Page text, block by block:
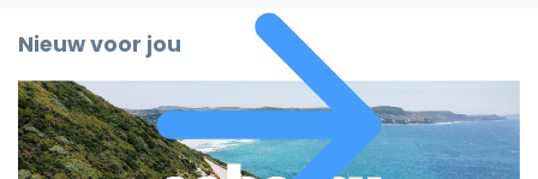
Nieuw voor jou